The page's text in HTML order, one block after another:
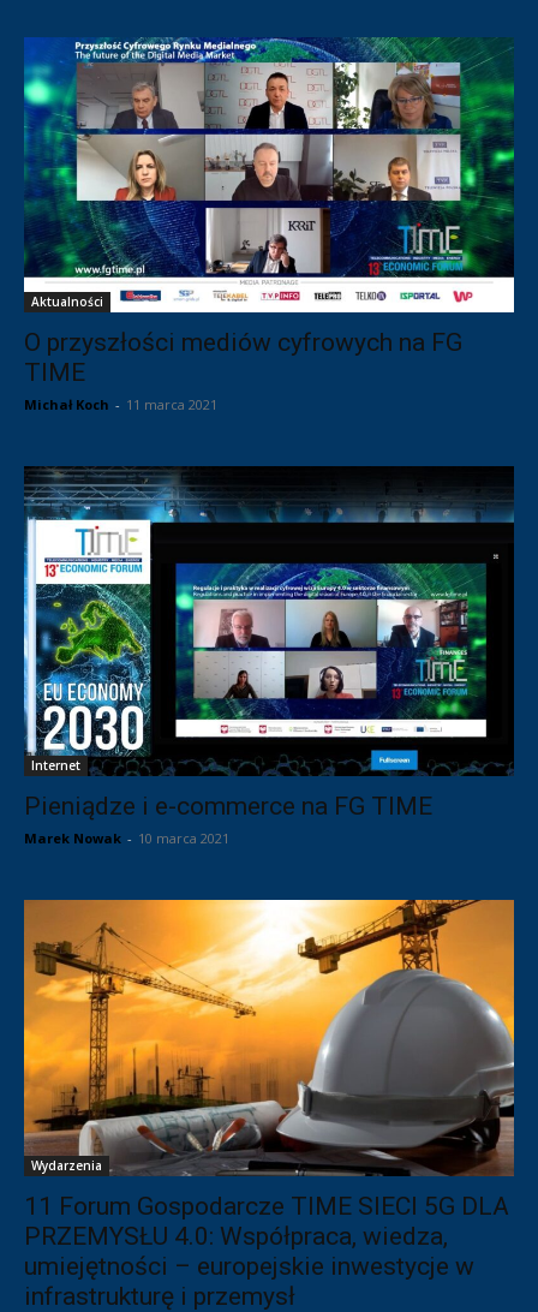
Aktualności
O przyszłości mediów cyfrowych na FG
TIME
Michał Koch - 11 marca 2021
Internet
Pieniądze i e-commerce na FG TIME
Marek Nowak - 10 marca 2021
Wydarzenia
11 Forum Gospodarcze TIME SIECI 5G DLA
PRZEMYSŁU 4.0: Współpraca, wiedza,
umiejętności – europejskie inwestycje w
infrastrukturę i przemysł